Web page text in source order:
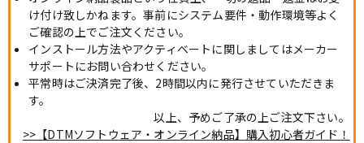
け付け致しかねます。事前にシステム要件・動作環境等よく
ご確認の上でご注文ください。
インストール方法やアクティベートに関しましてはメーカー
サポートにお問い合わせください。
平常時はご決済完了後、2時間以内に発行させていただきま
す。
以上、予めご了承の上ご注文下さい。
>>【DTMソフトウェア・オンライン納品】購入初心者ガイド！